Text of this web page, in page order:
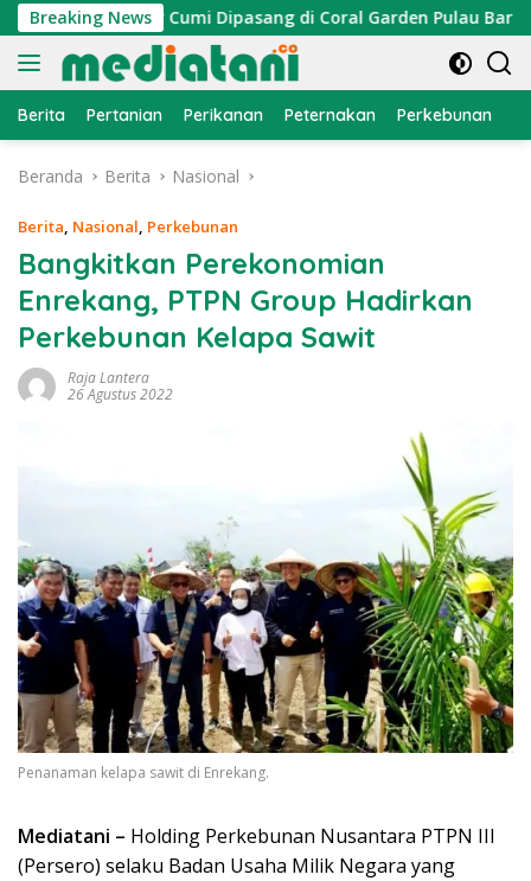
Langsung
ke
konten
Breaking News
Atraktor Cumi Dipasang di Coral Garden Pulau Barrang
Berita Pertanian Perikanan Peternakan Perkebunan
Beranda Berita Nasional
Berita, Nasional, Perkebunan
Bangkitkan Perekonomian
Enrekang, PTPN Group Hadirkan
Perkebunan Kelapa Sawit
Raja Lantera
26 Agustus 2022
Penanaman kelapa sawit di Enrekang.
Mediatani – Holding Perkebunan Nusantara PTPN III
(Persero) selaku Badan Usaha Milik Negara yang